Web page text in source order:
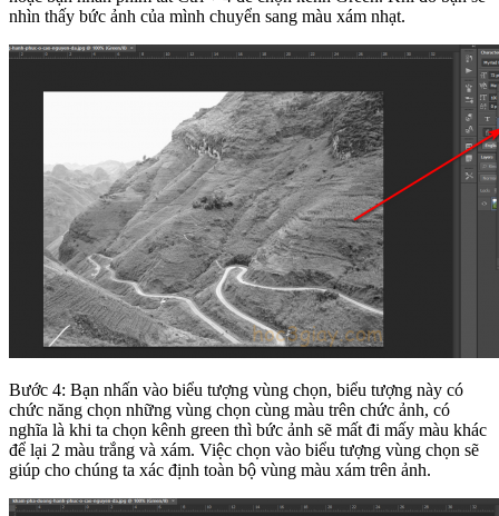
nhìn thấy bức ảnh của mình chuyển sang màu xám nhạt.
Bước 4: Bạn nhấn vào biểu tượng vùng chọn, biểu tượng này có
chức năng chọn những vùng chọn cùng màu trên chức ảnh, có
nghĩa là khi ta chọn kênh green thì bức ảnh sẽ mất đi mấy màu khác
để lại 2 màu trắng và xám. Việc chọn vào biểu tượng vùng chọn sẽ
giúp cho chúng ta xác định toàn bộ vùng màu xám trên ảnh.